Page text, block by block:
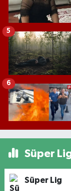
5
6
Süper
Süper Lig